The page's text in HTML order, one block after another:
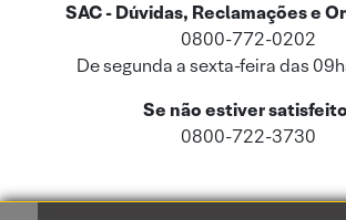
SAC - Dúvidas, Reclamações e
0800-772-0202
De segunda a sexta-feira das
Se não estiver
0800-722-3730